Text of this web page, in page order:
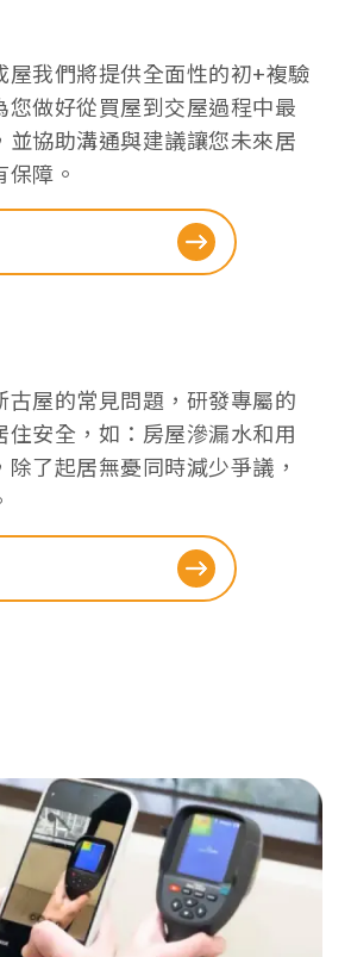
屋我們將提供全面性的初+複驗
您做好從買屋到交屋過程中最
並協助溝通與建議讓您未來居
障。
古屋的常見問題，研發專屬的
住安全，如：房屋滲漏水和用
了起居無憂同時減少爭議，